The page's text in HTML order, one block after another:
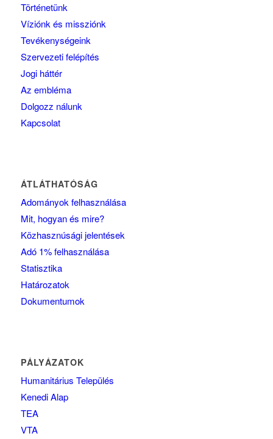
Történetünk
Víziónk és missziónk
Tevékenységeink
Szervezeti felépítés
Jogi háttér
Az embléma
Dolgozz nálunk
Kapcsolat
ÁTLÁTHATÓSÁG
Adományok felhasználása
Mit, hogyan és mire?
Közhasznúsági jelentések
Adó 1% felhasználása
Statisztika
Határozatok
Dokumentumok
PÁLYÁZATOK
Humanitárius Település
Kenedi Alap
TEA
VTA